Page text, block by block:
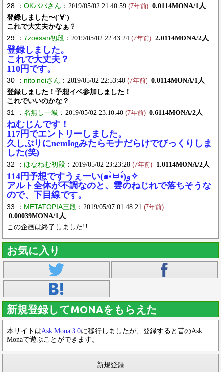
28 ： OKパパさん ：2019/05/02 21:40:59 (7年前) 0.0114MONA/1人
登録しました〜('∀`)
これで大丈夫かなぁ？
29 ： 7zoesan初段 ：2019/05/02 22:43:24 (7年前) 2.0114MONA/2人
登録しました。
これで大丈夫？
110円です。
30 ： nito neiさん ：2019/05/02 22:53:40 (7年前) 0.0114MONA/1人
登録しました！予想イベ参加しました！
これでいいのかな？
31 ： 名無し一級 ：2019/05/02 23:10:40 (7年前) 0.6114MONA/2人
ねむじんです！
117円でエントリーしました。
久しぶりにnemlogみたらモナだらけでびっくりしま
した(笑)
32 ： ほなねむ初段 ：2019/05/02 23:23:28 (7年前) 1.0114MONA/2人
114円予想ですうぇーい(๑•̀ㅂ•́)و✧
アルト全体が不調なのと、雲のねじれで落ちそうな
ので、下目線です。
33 ： METATOPIA三段 ：2019/05/07 01:48:21 (7年前)
0.00039MONA/1人
この企画は終了しました!!
お気に入り
新規登録してMONAをもらえた
本サイトはAsk Mona 3.0に移行しましたが、登録すると昔のAsk
Monaで遊ぶことができます。
新規登録